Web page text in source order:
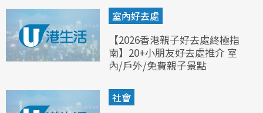
室內好去處
【2026香港親子好去處終極指
南】20+小朋友好去處推介 室
內/戶外/免費親子景點
社會